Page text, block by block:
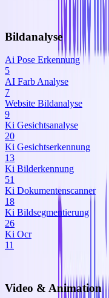
Bildanalyse
Ai Pose Erkennung
5
AI Farb Analyse
7
Website Bildanalyse
9
Ki Gesichtsanalyse
20
Ki Gesichtserkennung
13
Ki Bilderkennung
51
Ki Dokumentenscanner
18
Ki Bildsegmentierung
26
Ki Ocr
11
Video & Animation